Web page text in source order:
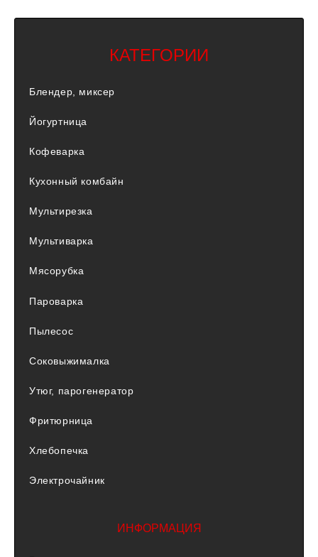
КАТЕГОРИИ
Блендер, миксер
Йогуртница
Кофеварка
Кухонный комбайн
Мультирезка
Мультиварка
Мясорубка
Пароварка
Пылесос
Соковыжималка
Утюг, парогенератор
Фритюрница
Хлебопечка
Электрочайник
ИНФОРМАЦИЯ